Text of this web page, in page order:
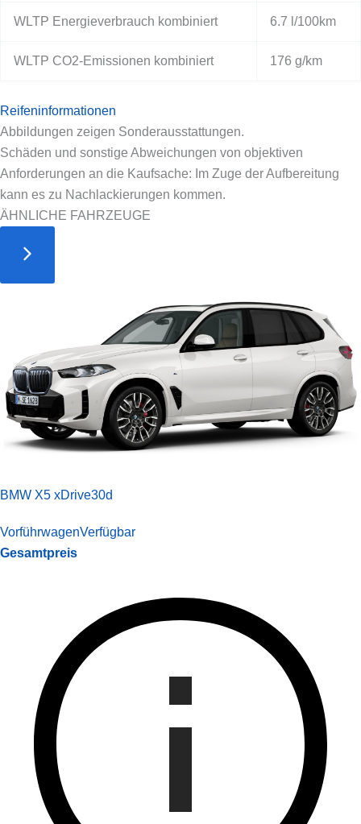
WLTP Energieverbrauch kombiniert 6.7 l/100km
WLTP CO2-Emissionen kombiniert 176 g/km
Reifeninformationen
Abbildungen zeigen Sonderausstattungen.
Schäden und sonstige Abweichungen von objektiven
Anforderungen an die Kaufsache: Im Zuge der Aufbereitung
kann es zu Nachlackierungen kommen.
ÄHNLICHE FAHRZEUGE
BMW X5 xDrive30d
VorführwagenVerfügbar
Gesamtpreis